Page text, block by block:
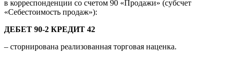
в корреспонденции со счетом 90 «Продажи» (субсчет
«Себестоимость продаж»):
ДЕБЕТ 90-2 КРЕДИТ 42
– сторнирована реализованная торговая наценка.